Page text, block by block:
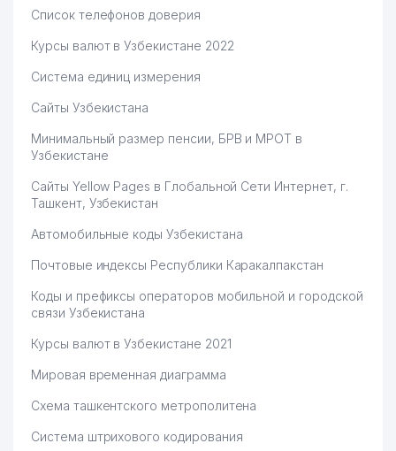
Список телефонов доверия
Курсы валют в Узбекистане 2022
Система единиц измерения
Сайты Узбекистана
Минимальный размер пенсии, БРВ и МРОТ в
Узбекистане
Сайты Yellow Pages в Глобальной Сети Интернет, г.
Ташкент, Узбекистан
Автомобильные коды Узбекистана
Почтовые индексы Республики Каракалпакстан
Коды и префиксы операторов мобильной и городской
связи Узбекистана
Курсы валют в Узбекистане 2021
Мировая временная диаграмма
Схема ташкентского метрополитена
Система штрихового кодирования